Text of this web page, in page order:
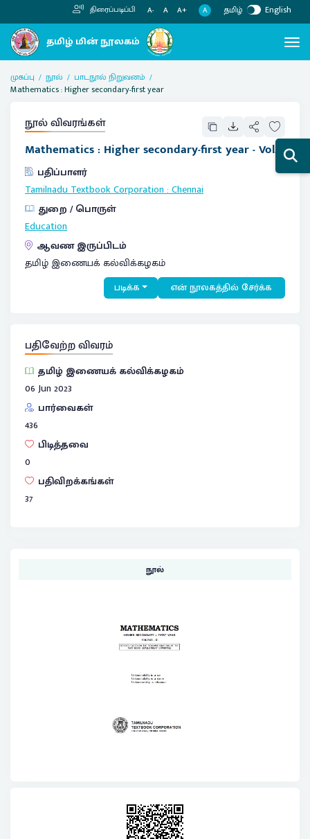
திரைப்படிப்பி A- A A+ A தமிழ் English
முகப்பு நூல்
பாடநூல் நிறுவனம்
Mathematics : Higher secondary-first year
நூல் விவரங்கள்
Mathematics : Higher secondary-first year - Vol. 2
பதிப்பாளர்
Tamilnadu Textbook Corporation:Chennai
துறை / பொருள்
Education
ஆவண இருப்பிடம்
தமிழ் இணையக் கல்விக்கழகம்
படிக்க என் நூலகத்தில் சேர்க்க
பதிவேற்ற விவரம்
தமிழ் இணையக் கல்விக்கழகம்
06 Jun 2023
பார்வைகள்
436
பிடித்தவை
0
பதிவிறக்கங்கள்
37
நூல்